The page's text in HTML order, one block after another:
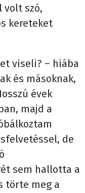
volt szó,
kereteket
viseli? – hiába
és másoknak,
évek
majd a
de
sem hallotta a
törte meg a